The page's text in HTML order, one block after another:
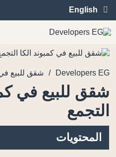
English
Developers EG
/ شقق للبيع في
شقق للبيع في
التجمع
المحتويات